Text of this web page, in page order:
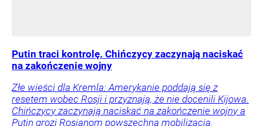
Putin traci kontrolę. Chińczycy zaczynają naciskać
na zakończenie wojny
Złe wieści dla Kremla: Amerykanie poddają się z
resetem wobec Rosji i przyznają, że nie docenili Kijowa.
Chińczycy zaczynają naciskać na zakończenie wojny a
Putin grozi Rosjanom powszechną mobilizacją.